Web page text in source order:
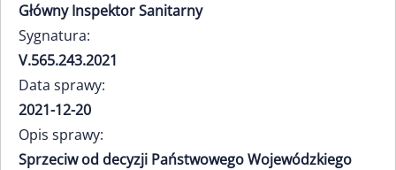
Główny Inspektor Sanitarny
Sygnatura:
V.565.243.2021
Data sprawy:
2021-12-20
Opis sprawy:
Sprzeciw od decyzji Państwowego Wojewódzkiego